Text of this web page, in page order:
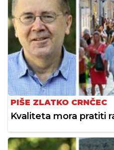
PIŠE ZLATKO CRNČEC
Kvaliteta mora pratiti